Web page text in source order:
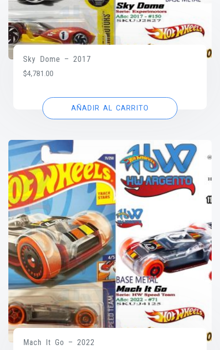
Sky Dome – 2017
$4,781.00
AÑADIR AL CARRITO
Mach It Go – 2022